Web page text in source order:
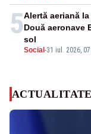
5
Social -31 iul. 2026,
Alertă aeriană
Două aeronave
sol
ACTUALITATE